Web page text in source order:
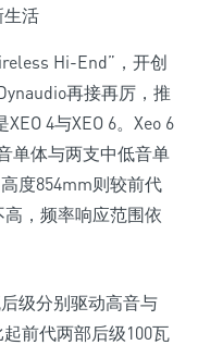
Hi-End”，开创
再接再厉，推
4与XEO 6。Xeo 6
单体与两支中低音单
度854mm则较前代
高，频率响应范围依
级分别驱动高音与
前代两部后级100瓦